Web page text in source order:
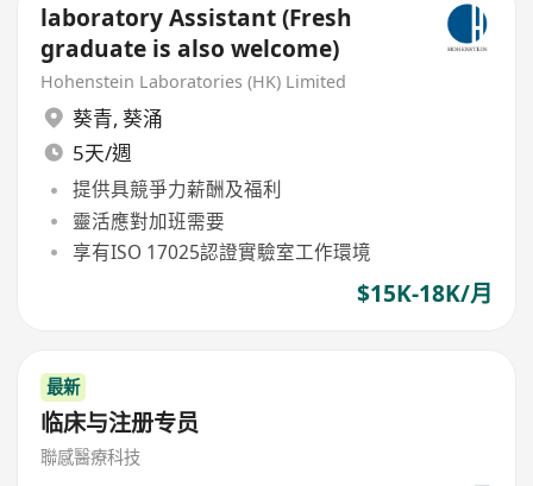
laboratory Assistant (Fresh
graduate is also welcome)
Hohenstein Laboratories (HK) Limited
葵青, 葵涌
5天/週
提供具競爭力薪酬及福利
靈活應對加班需要
享有ISO 17025認證實驗室工作環境
$15K-18K/月
最新
临床与注册专员
聯感醫療科技